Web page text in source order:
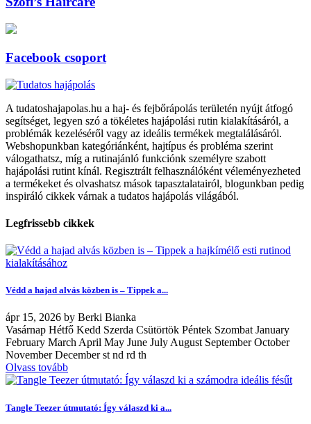
Facebook csoport
A tudatoshajapolas.hu a haj- és fejbőrápolás területén nyújt átfogó
segítséget, legyen szó a tökéletes hajápolási rutin kialakításáról, a
problémák kezeléséről vagy az ideális termékek megtalálásáról.
Webshopunkban kategóriánként, hajtípus és probléma szerint
válogathatsz, míg a rutinajánló funkciónk személyre szabott
hajápolási rutint kínál. Regisztrált felhasználóként véleményezheted
a termékeket és olvashatsz mások tapasztalatairól, blogunkban pedig
inspiráló cikkek várnak a tudatos hajápolás világából.
Legfrissebb cikkek
Védd a hajad alvás közben is – Tippek a...
ápr 15, 2026 by Berki Bianka
Vasárnap Hétfő Kedd Szerda Csütörtök Péntek Szombat January
February March April May June July August September October
November December st nd rd th
Olvass tovább
Tangle Teezer útmutató: Így válaszd ki a...